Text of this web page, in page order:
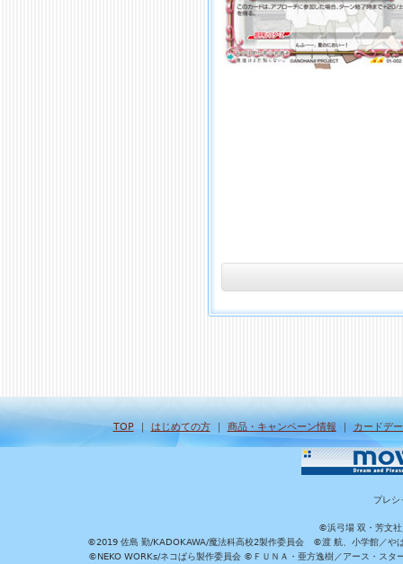
TOP｜ はじめての方｜ 商品・キャンペーン情報 ｜ カードデ
プレシ
©浜弓場 双・芳文社
©2019 佐島 勤/KADOKAWA/魔法科高校2製作委員会 ©渡 航、小学館／や
©NEKO WORKs/ネコぱら製作委員会 ©ＦＵＮＡ・亜方逸樹／アース・ス